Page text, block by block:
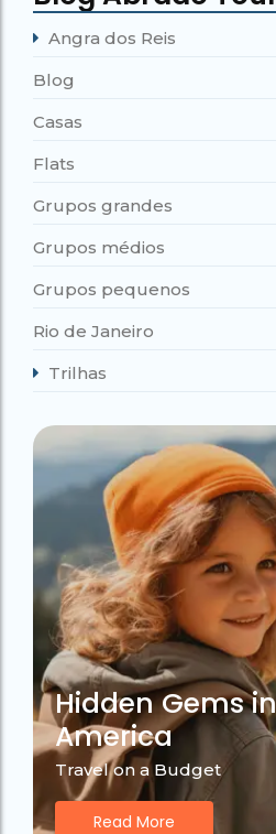
Angra dos Reis
Blog
Casas
Flats
Grupos grandes
Grupos médios
Grupos pequenos
Rio de Janeiro
Trilhas
Hidden Gems
America
Travel on a Budget
Read More